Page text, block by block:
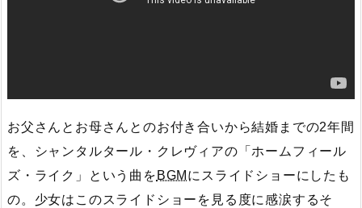
お父さんとお母さんとのお付き合いから結婚までの2年間
を、シャンタルタール・クレヴィアの「ホームフィール
ズ・ライク」という曲を BGM にスライドショーにしたも
の。少女はこのスライドショーを見る度に感涙するそ